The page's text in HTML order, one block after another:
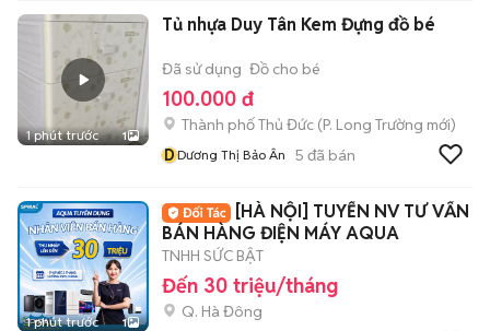
1 phút trước 1
Tủ nhựa Duy Tân Kem Đựng đồ bé
Đã sử dụng Đồ cho bé
100.000 đ
Thành phố Thủ Đức (P. Long Trường mới)
DDương Thị Bảo Ân 5 đã bán
1 phút trước 1
[HÀ NỘI] TUYỂN NV TƯ VẤN
BÁN HÀNG ĐIỆN MÁY AQUA
TNHH SỨC BẬT
Đến 30 triệu/tháng
Q. Hà Đông